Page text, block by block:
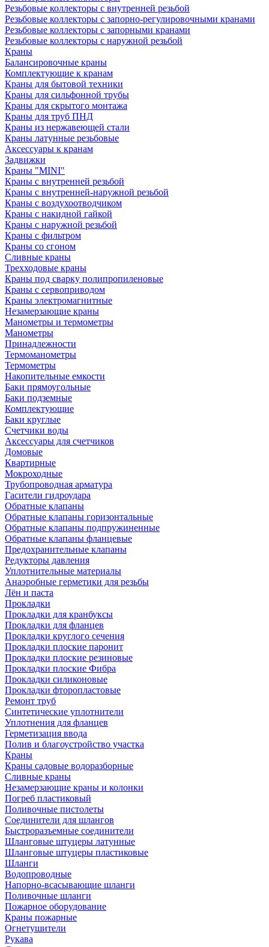
Резьбовые коллекторы с внутренней резьбой
Резьбовые коллекторы с запорно-регулировочными кранами
Резьбовые коллекторы с запорными кранами
Резьбовые коллекторы с наружной резьбой
Краны
Балансировочные краны
Комплектующие к кранам
Краны для бытовой техники
Краны для сильфонной трубы
Краны для скрытого монтажа
Краны для труб ПНД
Краны из нержавеющей стали
Краны латунные резьбовые
Аксессуары к кранам
Задвижки
Краны "MINI"
Краны с внутренней резьбой
Краны с внутренней-наружной резьбой
Краны с воздухоотводчиком
Краны с накидной гайкой
Краны с наружной резьбой
Краны с фильтром
Краны со сгоном
Сливные краны
Трехходовые краны
Краны под сварку полипропиленовые
Краны с сервоприводом
Краны электромагнитные
Незамерзающие краны
Манометры и термометры
Манометры
Принадлежности
Термоманометры
Термометры
Накопительные емкости
Баки прямоугольные
Баки подземные
Комплектующие
Баки круглые
Счетчики воды
Аксессуары для счетчиков
Домовые
Квартирные
Мокроходные
Трубопроводная арматура
Гасители гидроудара
Обратные клапаны
Обратные клапаны горизонтальные
Обратные клапаны подпружиненные
Обратные клапаны фланцевые
Предохранительные клапаны
Редукторы давления
Уплотнительные материалы
Анаэробные герметики для резьбы
Лён и паста
Прокладки
Прокладки для кранбуксы
Прокладки для фланцев
Прокладки круглого сечения
Прокладки плоские паронит
Прокладки плоские резиновые
Прокладки плоские Фибра
Прокладки силиконовые
Прокладки фторопластовые
Ремонт труб
Синтетические уплотнители
Уплотнения для фланцев
Герметизация ввода
Полив и благоустройство участка
Краны
Краны садовые водоразборные
Сливные краны
Незамерзающие краны и колонки
Погреб пластиковый
Поливочные пистолеты
Соединители для шлангов
Быстроразъемные соединители
Шланговые штуцеры латунные
Шланговые штуцеры пластиковые
Шланги
Водопроводные
Напорно-всасывающие шланги
Поливочные шланги
Пожарное оборудование
Краны пожарные
Огнетушители
Рукава